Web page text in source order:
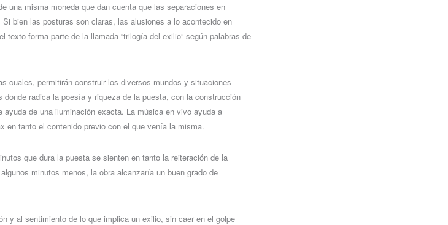
una misma moneda que dan cuenta que las separaciones en
bien las posturas son claras, las alusiones a lo acontecido en
texto forma parte de la llamada “trilogía del exilio” según palabras de
cuales, permitirán construir los diversos mundos y situaciones
radica la poesía y riqueza de la puesta, con la construcción
de una iluminación exacta. La música en vivo ayuda a
en tanto el contenido previo con el que venía la misma.
que dura la puesta se sienten en tanto la reiteración de la
minutos menos, la obra alcanzaría un buen grado de
y al sentimiento de lo que implica un exilio, sin caer en el golpe